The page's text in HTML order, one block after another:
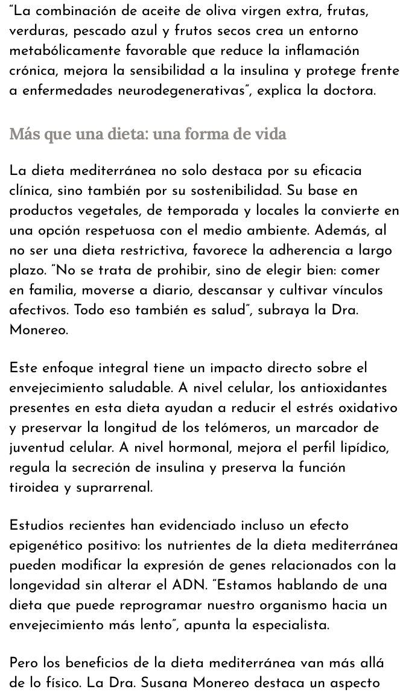
“La combinación de aceite de oliva virgen extra, frutas,
verduras, pescado azul y frutos secos crea un entorno
metabólicamente favorable que reduce la inflamación
crónica, mejora la sensibilidad a la insulina y protege frente
a enfermedades neurodegenerativas”, explica la doctora.
Más que una dieta: una forma de vida
La dieta mediterránea no solo destaca por su eficacia
clínica, sino también por su sostenibilidad. Su base en
productos vegetales, de temporada y locales la convierte en
una opción respetuosa con el medio ambiente. Además, al
no ser una dieta restrictiva, favorece la adherencia a largo
plazo. “No se trata de prohibir, sino de elegir bien: comer
en familia, moverse a diario, descansar y cultivar vínculos
afectivos. Todo eso también es salud”, subraya la Dra.
Monereo.
Este enfoque integral tiene un impacto directo sobre el
envejecimiento saludable. A nivel celular, los antioxidantes
presentes en esta dieta ayudan a reducir el estrés oxidativo
y preservar la longitud de los telómeros, un marcador de
juventud celular. A nivel hormonal, mejora el perfil lipídico,
regula la secreción de insulina y preserva la función
tiroidea y suprarrenal.
Estudios recientes han evidenciado incluso un efecto
epigenético positivo: los nutrientes de la dieta mediterránea
pueden modificar la expresión de genes relacionados con la
longevidad sin alterar el ADN. “Estamos hablando de una
dieta que puede reprogramar nuestro organismo hacia un
envejecimiento más lento”, apunta la especialista.
Pero los beneficios de la dieta mediterránea van más allá
de lo físico. La Dra. Susana Monereo destaca un aspecto